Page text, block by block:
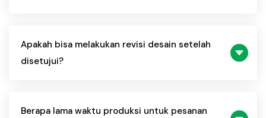
Apakah bisa melakukan revisi desain setelah
disetujui?
Berapa lama waktu produksi untuk pesanan